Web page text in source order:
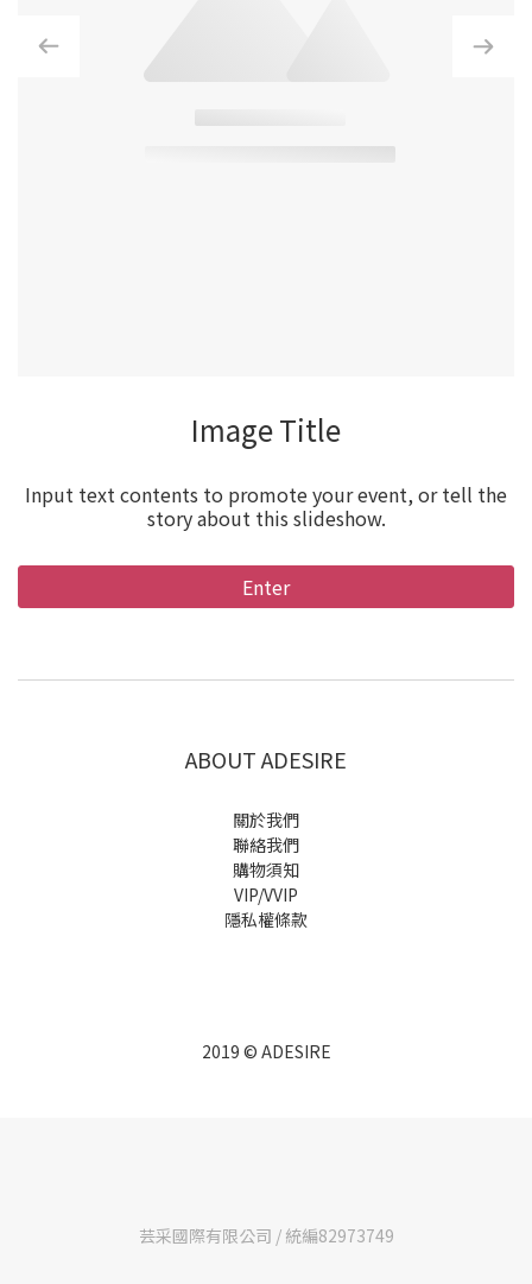
Video Title
Input text contents to promote your event, or tell the
story about this slideshow.
Enter
ABOUT ADESIRE
關於我們
聯絡我們
購物須知
VIP/VVIP
隱私權條款
2019 © ADESIRE
芸采國際有限公司 / 統編82973749